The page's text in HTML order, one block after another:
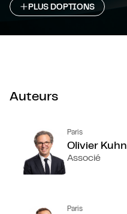
PLUS D`OPTIONS
Auteurs
Paris
Olivier Kuhn
Associé
Paris